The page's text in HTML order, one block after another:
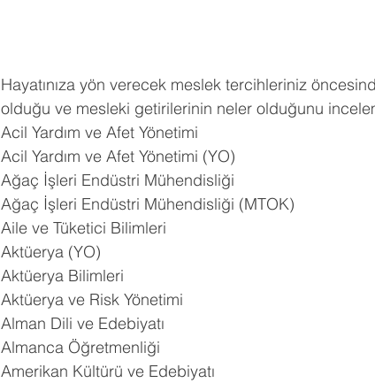
Hayatınıza yön verecek meslek tercihleriniz
olduğu ve mesleki getirilerinin neler olduğunu
Acil Yardım ve Afet Yönetimi
Acil Yardım ve Afet Yönetimi (YO)
Ağaç İşleri Endüstri Mühendisliği
Ağaç İşleri Endüstri Mühendisliği (MTOK)
Aile ve Tüketici Bilimleri
Aktüerya (YO)
Aktüerya Bilimleri
Aktüerya ve Risk Yönetimi
Alman Dili ve Edebiyatı
Almanca Öğretmenliği
Amerikan Kültürü ve Edebiyatı